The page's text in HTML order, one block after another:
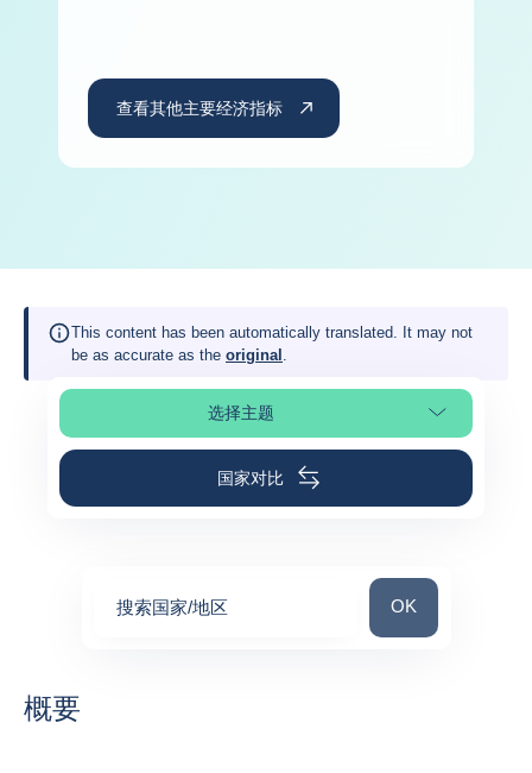
查看其他主要经济指标
This content has been automatically translated. It may not
be as accurate as the original .
选择主题
选择页面
国家对比
搜索国家/地区 搜索国家/地区
OK
概要